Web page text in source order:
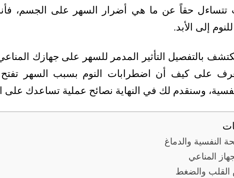
تتساءل حقاً عن ما هي أضرار السهر على الجسم،
إلى الأبد.
بالتفصيل التأثير المدمر للسهر على جهازك
على كيف أن اضطرابات النوم بسبب السهر تفتح
وسنقدم لك في النهاية نصائح عملية تساعدك
النفسية والدماغ
المناعي
القلب والضغط